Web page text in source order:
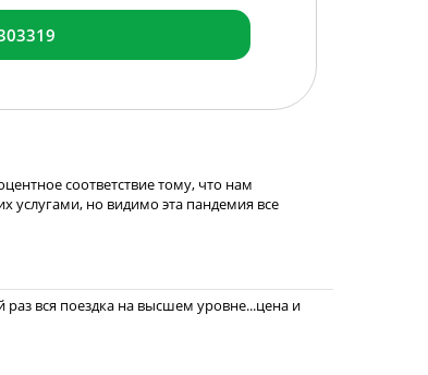
соответствие тому, что нам
услугами, но видимо эта пандемия все
вся поездка на высшем уровне...цена и